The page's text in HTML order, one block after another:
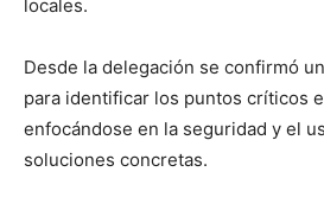
locales.
Desde la delegación se confirmó
para identificar los puntos críticos
enfocándose en la seguridad y el
soluciones concretas.